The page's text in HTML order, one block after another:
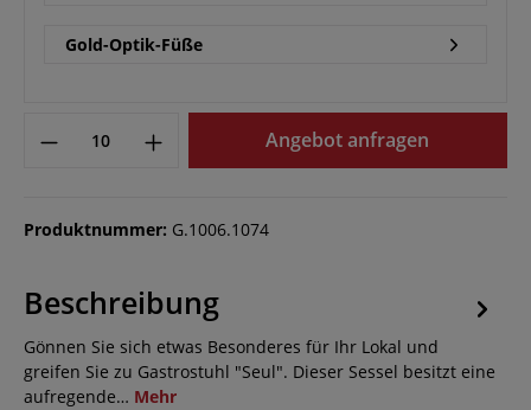
Gold-Optik-Füße
Angebot anfragen
Produktnummer: G.1006.1074
Beschreibung
Gönnen Sie sich etwas Besonderes für Ihr Lokal und
greifen Sie zu Gastrostuhl "Seul". Dieser Sessel besitzt eine
aufregende… Mehr